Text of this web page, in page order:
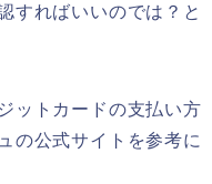
すればいいのでは？と
ットカードの支払い方
の公式サイトを参考に